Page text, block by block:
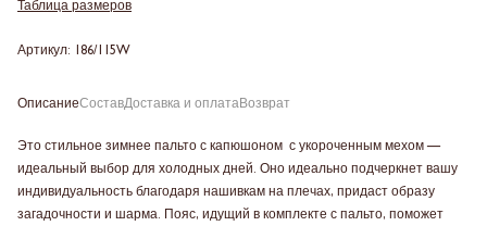
Таблица размеров
Артикул: 186/115W
ОписаниеСоставДоставка и оплатаВозврат
Это стильное зимнее пальто с капюшоном с укороченным мехом —
идеальный выбор для холодных дней. Оно идеально подчеркнет вашу
индивидуальность благодаря нашивкам на плечах, придаст образу
загадочности и шарма. Пояс, идущий в комплекте с пальто, поможет